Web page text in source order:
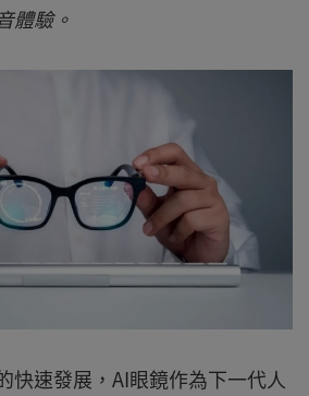
體驗。
快速發展，AI眼鏡作為下一代人